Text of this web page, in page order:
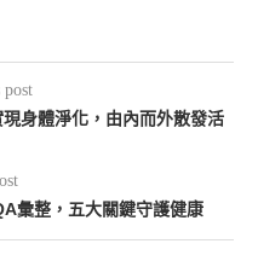
post
身體淨化，由內而外散發活
彙整，五大關鍵守護健康